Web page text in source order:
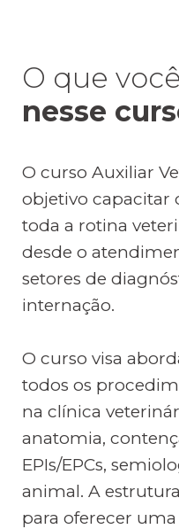
O que
nesse
O curso Auxiliar
objetivo capacitar
toda a rotina
desde o
setores de
internação.
O curso visa
todos os
na clínica
anatomia,
EPIs/EPCs,
animal. A
para oferecer